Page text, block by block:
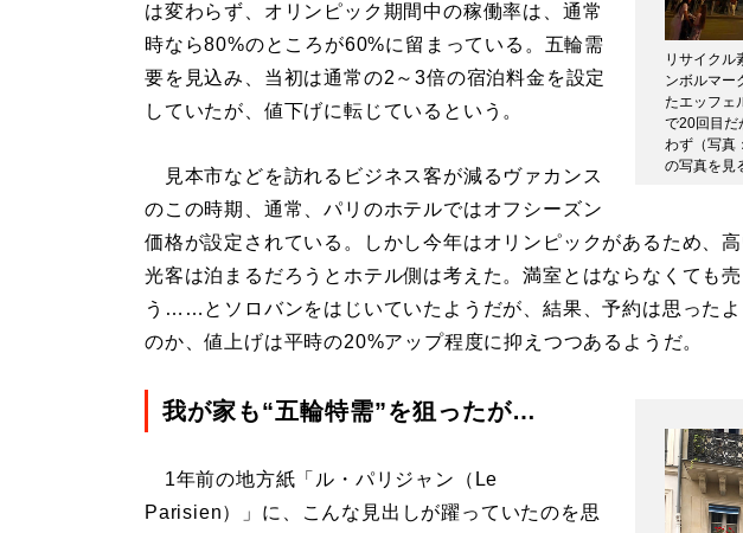
リサイクル
ンボルマー
たエッフェ
で20回目だ
わず（写真
の写真を見
は変わらず、オリンピック期間中の稼働率は、通常
時なら80%のところが60%に留まっている。五輪需
要を見込み、当初は通常の2～3倍の宿泊料金を設定
していたが、値下げに転じているという。
見本市などを訪れるビジネス客が減るヴァカンス
のこの時期、通常、パリのホテルではオフシーズン
価格が設定されている。しかし今年はオリンピックがあるため、
光客は泊まるだろうとホテル側は考えた。満室とはならなくても
う……とソロバンをはじいていたようだが、結果、予約は思った
のか、値上げは平時の20%アップ程度に抑えつつあるようだ。
我が家も“五輪特需”を狙ったが…
1年前の地方紙「ル・パリジャン（Le
Parisien）」に、こんな見出しが躍っていたのを思